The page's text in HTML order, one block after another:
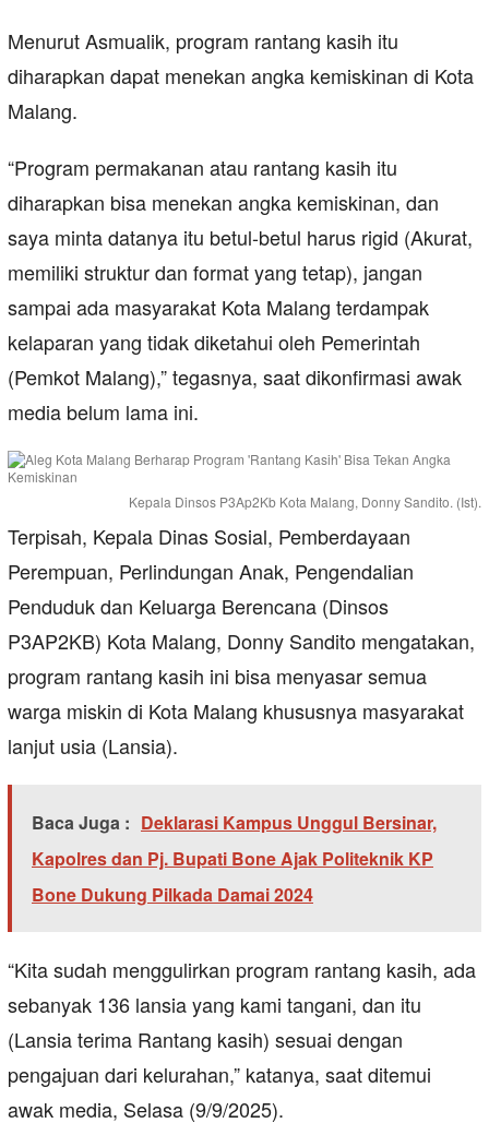
Menurut Asmualik, program rantang kasih itu
diharapkan dapat menekan angka kemiskinan di Kota
Malang.
“Program permakanan atau rantang kasih itu
diharapkan bisa menekan angka kemiskinan, dan
saya minta datanya itu betul-betul harus rigid (Akurat,
memiliki struktur dan format yang tetap), jangan
sampai ada masyarakat Kota Malang terdampak
kelaparan yang tidak diketahui oleh Pemerintah
(Pemkot Malang),” tegasnya, saat dikonfirmasi awak
media belum lama ini.
Kepala Dinsos P3Ap2Kb Kota Malang, Donny Sandito. (Ist).
Terpisah, Kepala Dinas Sosial, Pemberdayaan
Perempuan, Perlindungan Anak, Pengendalian
Penduduk dan Keluarga Berencana (Dinsos
P3AP2KB) Kota Malang, Donny Sandito mengatakan,
program rantang kasih ini bisa menyasar semua
warga miskin di Kota Malang khususnya masyarakat
lanjut usia (Lansia).
Baca Juga : Deklarasi Kampus Unggul Bersinar,
Kapolres dan Pj. Bupati Bone Ajak Politeknik KP
Bone Dukung Pilkada Damai 2024
“Kita sudah menggulirkan program rantang kasih, ada
sebanyak 136 lansia yang kami tangani, dan itu
(Lansia terima Rantang kasih) sesuai dengan
pengajuan dari kelurahan,” katanya, saat ditemui
awak media, Selasa (9/9/2025).